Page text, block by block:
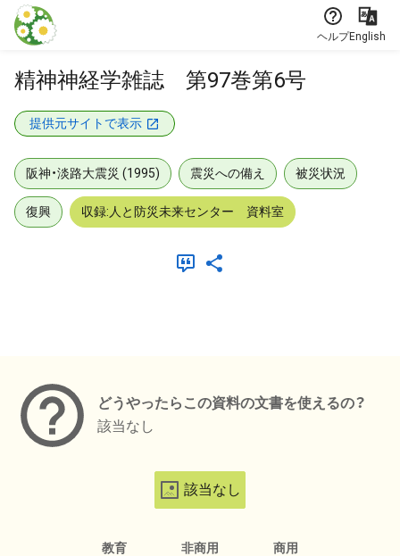
本文に飛ぶ
ヘルプEnglish
精神神経学雑誌 第97巻第6号
提供元サイトで表示
阪神・淡路大震災 (1995) 震災への備え 被災状況
復興 収録:人と防災未来センター 資料室
どうやったらこの資料の文書を使えるの？
該当なし
該当なし
教育 非商用 商用